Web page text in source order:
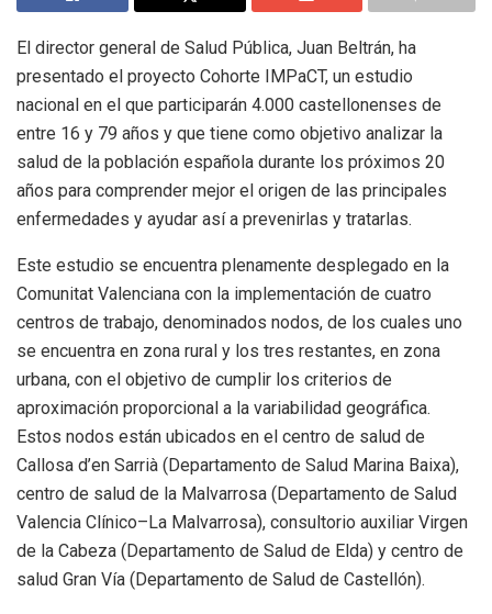
El director general de Salud Pública, Juan Beltrán, ha
presentado el proyecto Cohorte IMPaCT, un estudio
nacional en el que participarán 4.000 castellonenses de
entre 16 y 79 años y que tiene como objetivo analizar la
salud de la población española durante los próximos 20
años para comprender mejor el origen de las principales
enfermedades y ayudar así a prevenirlas y tratarlas.
Este estudio se encuentra plenamente desplegado en la
Comunitat Valenciana con la implementación de cuatro
centros de trabajo, denominados nodos, de los cuales uno
se encuentra en zona rural y los tres restantes, en zona
urbana, con el objetivo de cumplir los criterios de
aproximación proporcional a la variabilidad geográfica.
Estos nodos están ubicados en el centro de salud de
Callosa d’en Sarrià (Departamento de Salud Marina Baixa),
centro de salud de la Malvarrosa (Departamento de Salud
Valencia Clínico–La Malvarrosa), consultorio auxiliar Virgen
de la Cabeza (Departamento de Salud de Elda) y centro de
salud Gran Vía (Departamento de Salud de Castellón).